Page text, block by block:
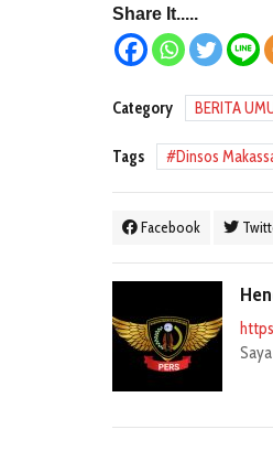
Share It.....
Category BERITA
Tags Dinsos
Facebook